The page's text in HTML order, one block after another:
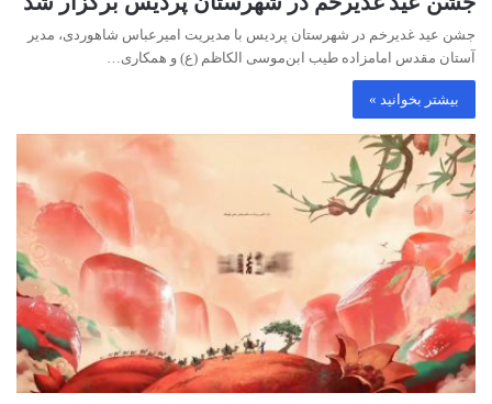
جشن عید غدیرخم در شهرستان پردیس با مدیریت امیرعباس شاهوردی، مدیر
آستان مقدس امامزاده طیب ابن‌موسی الکاظم (ع) و همکاری…
بیشتر بخوانید »